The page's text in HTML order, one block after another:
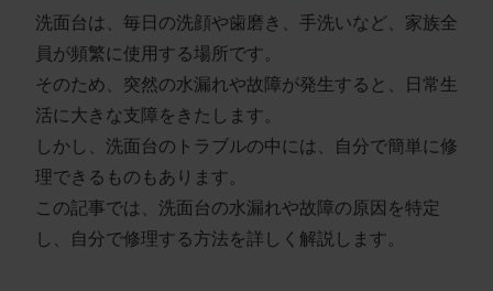
洗面台は、毎日の洗顔や歯磨き、手洗いなど、家族全
員が頻繁に使用する場所です。
そのため、突然の水漏れや故障が発生すると、日常生
活に大きな支障をきたします。
しかし、洗面台のトラブルの中には、自分で簡単に修
理できるものもあります。
この記事では、洗面台の水漏れや故障の原因を特定
し、自分で修理する方法を詳しく解説します。